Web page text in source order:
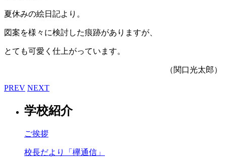
夏休みの絵日記より。
図案を様々に検討した痕跡がありますが、
とても可愛く仕上がっています。
（関口光太郎）
PREV NEXT
学校紹介
ご挨拶
校長だより「欅通信」